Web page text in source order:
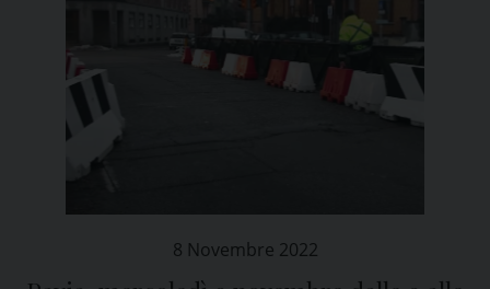
8 Novembre 2022